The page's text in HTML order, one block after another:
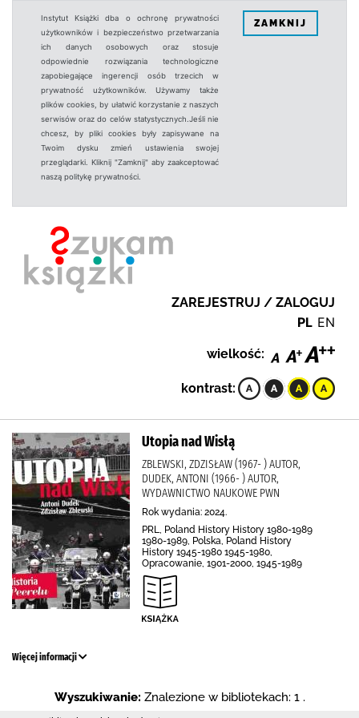
Instytut Książki dba o ochronę prywatności
użytkowników i bezpieczeństwo przetwarzania
ich danych osobowych oraz stosuje
odpowiednie rozwiązania technologiczne
zapobiegające ingerencji osób trzecich w
prywatność użytkowników. Używamy także
plików cookies, by ułatwić korzystanie z naszych
serwisów oraz do celów statystycznych.Jeśli nie
chcesz, by pliki cookies były zapisywane na
Twoim dysku zmień ustawienia swojej
przeglądarki. Kliknij "Zamknij" aby zaakceptować
naszą politykę prywatności.
ZAMKNIJ
ZAREJESTRUJ / ZALOGUJ
PL EN
wielkość:
kontrast:
Utopia nad Wisłą
ZBLEWSKI, ZDZISŁAW (1967- ) AUTOR,
DUDEK, ANTONI (1966- ) AUTOR,
WYDAWNICTWO NAUKOWE PWN
Rok wydania: 2024.
PRL, Poland History History 1980-1989
1980-1989, Polska, Poland History
History 1945-1980 1945-1980,
Opracowanie, 1901-2000, 1945-1989
Więcej informacji
Wyszukiwanie: Znalezione w bibliotekach: 1 .